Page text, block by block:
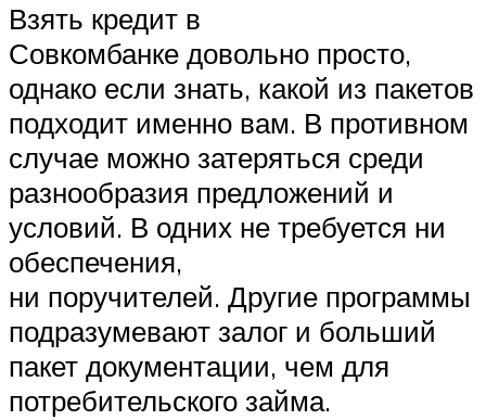
Взять кредит в
Совкомбанке довольно просто,
однако если знать, какой из пакетов
подходит именно вам. В противном
случае можно затеряться среди
разнообразия предложений и
условий. В одних не требуется ни
обеспечения,
ни поручителей. Другие программы
подразумевают залог и больший
пакет документации, чем для
потребительского займа.